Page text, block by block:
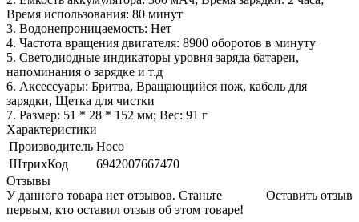
Время использования: 80 минут
3. Водонепроницаемость: Нет
4. Частота вращения двигателя: 8900 оборотов в минуту
5. Светодиодные индикаторы уровня заряда батареи,
напоминания о зарядке и т.д
6. Аксессуары: Бритва, Вращающийся нож, кабель для
зарядки, Щетка для чистки
7. Размер: 51 * 28 * 152 мм; Вес: 91 г
Характеристики
Производитель Hoco
ШтрихКод
6942007667470
Отзывы
Оставить отзыв
У данного товара нет отзывов. Станьте
первым, кто оставил отзыв об этом товаре!